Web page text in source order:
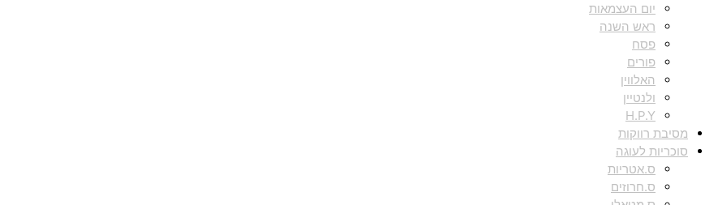
יום העצמאות
ראש השנה
פסח
פורים
האלווין
ולנטיין
H.P.Y
מסיבת רווקות
סוכריות לעוגה
ס.אטריות
ס.חרוזים